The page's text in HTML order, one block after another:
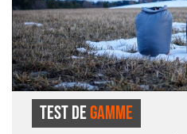
TEST DEGAMME